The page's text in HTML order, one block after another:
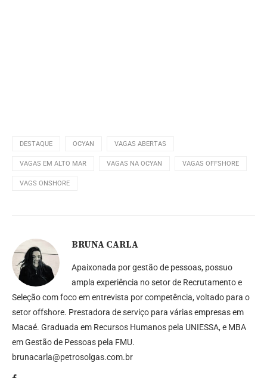
DESTAQUE OCYAN VAGAS ABERTAS
VAGAS EM ALTO MAR VAGAS NA OCYAN VAGAS OFFSHORE
VAGS ONSHORE
BRUNA CARLA
Apaixonada por gestão de pessoas, possuo
ampla experiência no setor de Recrutamento e
Seleção com foco em entrevista por competência, voltado para o
setor offshore. Prestadora de serviço para várias empresas em
Macaé. Graduada em Recursos Humanos pela UNIESSA, e MBA
em Gestão de Pessoas pela FMU.
brunacarla@petrosolgas.com.br